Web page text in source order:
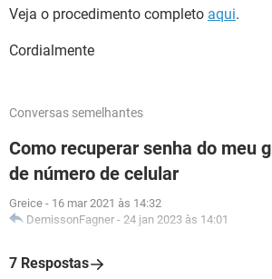
Veja o procedimento completo aqui.
Cordialmente
Conversas semelhantes
Como recuperar senha do meu
de número de celular
Greice - 16 mar 2021 às 14:32
DemissonFagner - 24 jan 2023 às 14:01
7 Respostas